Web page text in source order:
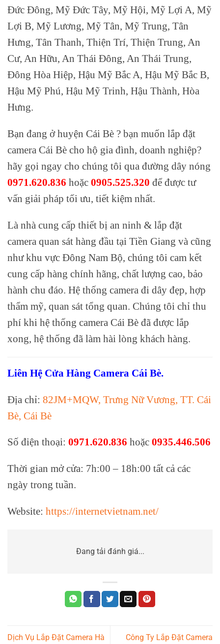
Đức Đông, Mỹ Đức Tây, Mỹ Hội, Mỹ Lợi A, Mỹ
Lợi B, Mỹ Lương, Mỹ Tân, Mỹ Trung, Tân
Hưng, Tân Thanh, Thiện Trí, Thiện Trung, An
Cư, An Hữu, An Thái Đông, An Thái Trung,
Đông Hòa Hiệp, Hậu Mỹ Bắc A, Hậu Mỹ Bắc B,
Hậu Mỹ Phú, Hậu Mỹ Trinh, Hậu Thành, Hòa
Hưng.
Bạn đang ở huyện Cái Bè ? bạn muốn lắp đặt
camera Cái Bè cho hộ gia đình, doanh nghiệp?
hãy gọi ngay cho chúng tôi qua đường dây nóng
0971.620.836 hoặc 0905.525.320 để được tư
vấn giải pháp tối ưu, tiết kiệm nhất.
Là nhà cung cấp thiết bị an ninh & lắp đặt
camera quan sát hàng đầu tại Tiền Giang và cũng
như khu vực Đông Nam Bộ, chúng tôi cam kết
cung cấp hàng chính hãng, chất lượng cao, bảo
hành chu đáo. Hệ thống camera đi dây đẹp, hợp
thẩm mỹ, quan sát tổng quan. Chúng tôi chỉ thu
phí khi hệ thống camera Cái Bè đã được lắp
xong, hệ thống đã làm hài lòng khách hàng.
Liên Hệ Cửa Hàng Camera Cái Bè.
Địa chỉ: 82JM+MQW, Trưng Nữ Vương, TT. Cái
Bè, Cái Bè
Số điện thoại: 0971.620.836 hoặc 0935.446.506
Thời gian mở cửa: 7h:00 – 18h:00 tất cả các
ngày trong tuần.
Website: https://internetvietnam.net/
Đang tải đánh giá...
Dịch Vụ Lắp Đặt Camera Hà
Công Ty Lắp Đặt Camera